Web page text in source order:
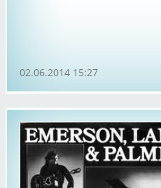
02.06.2014 15:27